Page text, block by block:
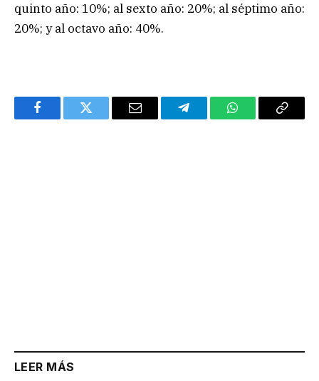
quinto año: 10%; al sexto año: 20%; al séptimo año:
20%; y al octavo año: 40%.
FacebookTwitter Email TelegramWhatsAppCopy
LEER MÁS